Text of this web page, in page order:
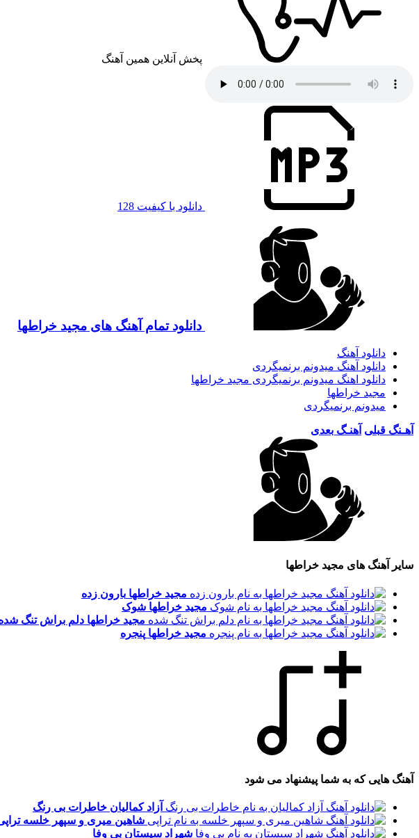
پخش آنلاین همین آهنگ
دانلود با کیفیت 128
دانلود تمام آهنگ های مجید خراطها
دانلود آهنگ
دانلود آهنگ میدونم برنمیگردی
دانلود اهنگ میدونم برنمیگردی مجید خراطها
مجید خراطها
میدونم برنمیگردی
آهـنگ قبلی آهنـگ بعدی
سایر آهنگ های مجید خراطها
مجید خراطها بارون زده
مجید خراطها شوک
مجید خراطها دلم براش تنگ
مجید خراطها پنجره
آهنگ هایی که به شما پیشنهاد می شود
آزاد کمالیان خاطرات بی رنگ
شاهین میری و سپهر خلسه
شهراد سیستان بی وفا